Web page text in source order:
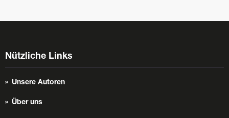
Nützliche Links
Unsere Autoren
Über uns